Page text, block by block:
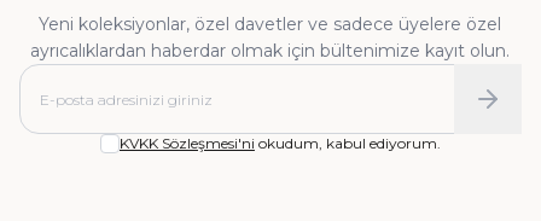
Yeni koleksiyonlar, özel davetler ve sadece üyelere özel
ayrıcalıklardan haberdar olmak için bültenimize kayıt olun.
KVKK Sözleşmesi'ni okudum, kabul ediyorum.